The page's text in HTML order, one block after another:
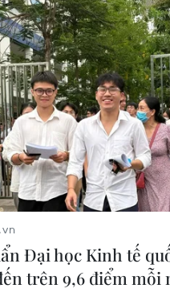
thế giới diễn
đỉnh Mỹ-Trung
trên Phố Wall chỉ dao
lục từng ghi nhận trong khi
DAX và Paris CAC 40 đều
các mốc cao lịch sử.
Đại học Kinh tế
trên 9,6 điểm mỗi